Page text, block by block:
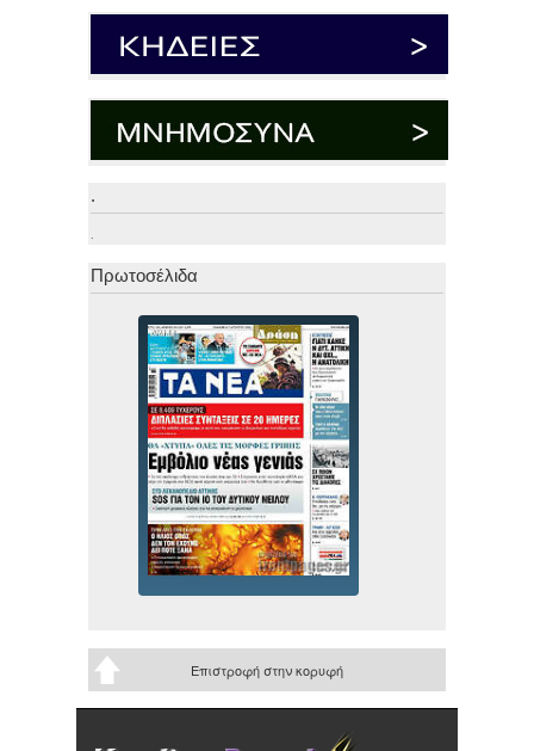
.
.
Πρωτοσέλιδα
Επιστροφή στην κορυφή